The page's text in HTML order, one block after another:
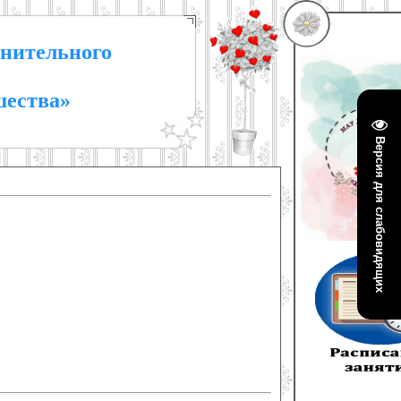
Версия для слабовидящих